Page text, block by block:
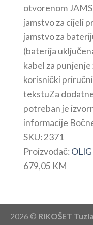
otvorenom
jamstvo za cijeli
jamstvo za
(baterija
kabel za
korisnički
tekstuZa
potreban je
informacije
SKU:2371
Proizvođač:
679,05 KM
2026 © RIKOŠET